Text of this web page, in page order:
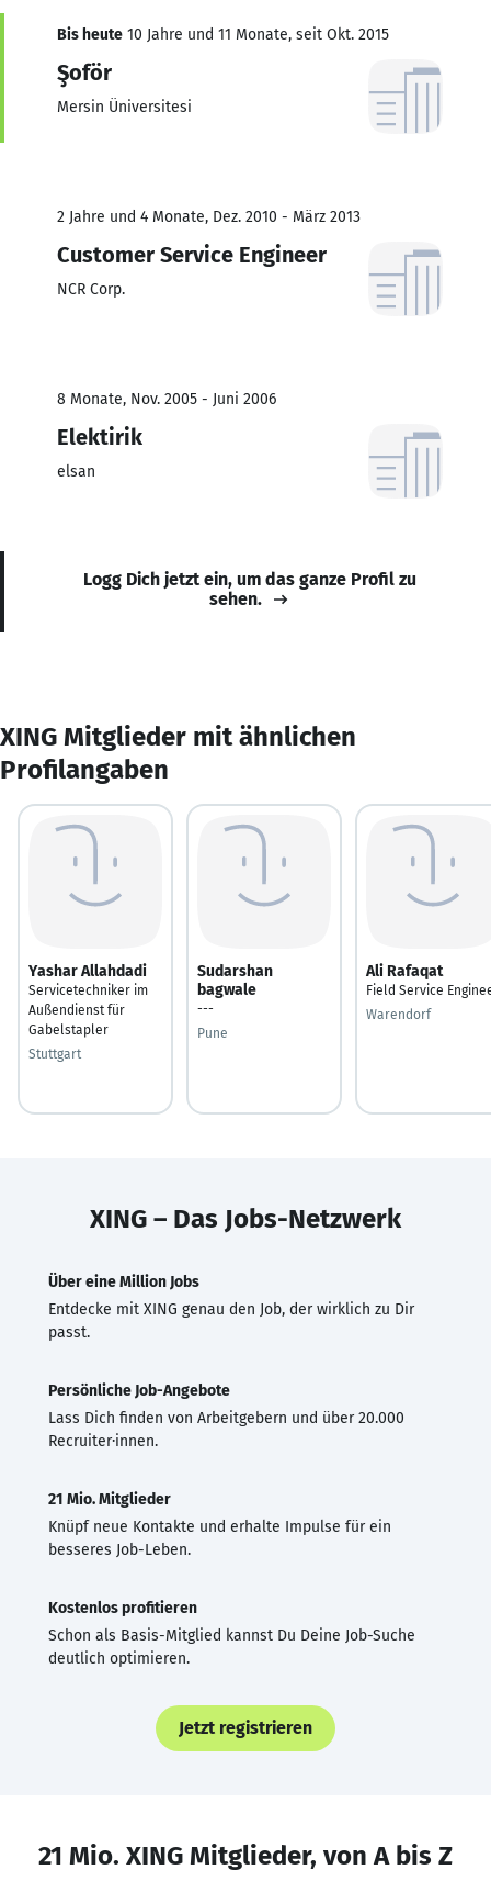
Bis heute 10 Jahre und 11 Monate, seit Okt. 2015
Şoför
Mersin Üniversitesi
2 Jahre und 4 Monate, Dez. 2010 - März 2013
Customer Service Engineer
NCR Corp.
8 Monate, Nov. 2005 - Juni 2006
Elektirik
elsan
Logg Dich jetzt ein, um das ganze Profil zu
sehen.
XING Mitglieder mit ähnlichen
Profilangaben
Yashar Allahdadi
Servicetechniker im
Außendienst für
Gabelstapler
Stuttgart
Sudarshan
bagwale
---
Pune
Ali Rafaqat
Field Service
Warendorf
XING – Das Jobs-Netzwerk
Über eine Million Jobs
Entdecke mit XING genau den Job, der wirklich zu Dir
passt.
Persönliche Job-Angebote
Lass Dich finden von Arbeitgebern und über 20.000
Recruiter·innen.
21 Mio. Mitglieder
Knüpf neue Kontakte und erhalte Impulse für ein
besseres Job-Leben.
Kostenlos profitieren
Schon als Basis-Mitglied kannst Du Deine Job-Suche
deutlich optimieren.
Jetzt registrieren
21 Mio. XING Mitglieder, von A bis Z